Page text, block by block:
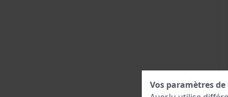
Vos paramètres